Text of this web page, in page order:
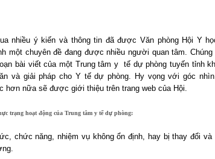
nhiều ý kiến và thông tin đã được Văn phòng Hội Y
một chuyên đề đang được nhiều người quan tâm.
bài viết của một Trung tâm y tế dự phòng tuyến tỉnh
và giải pháp cho Y tế dự phòng. Hy vọng với góc
hơn nữa sẽ được giới thiệu trên trang web của Hội.
trạng hoạt động của Trung tâm y tế dự phòng:
chức năng, nhiệm vụ không ổn định, hay bị thay đổi và